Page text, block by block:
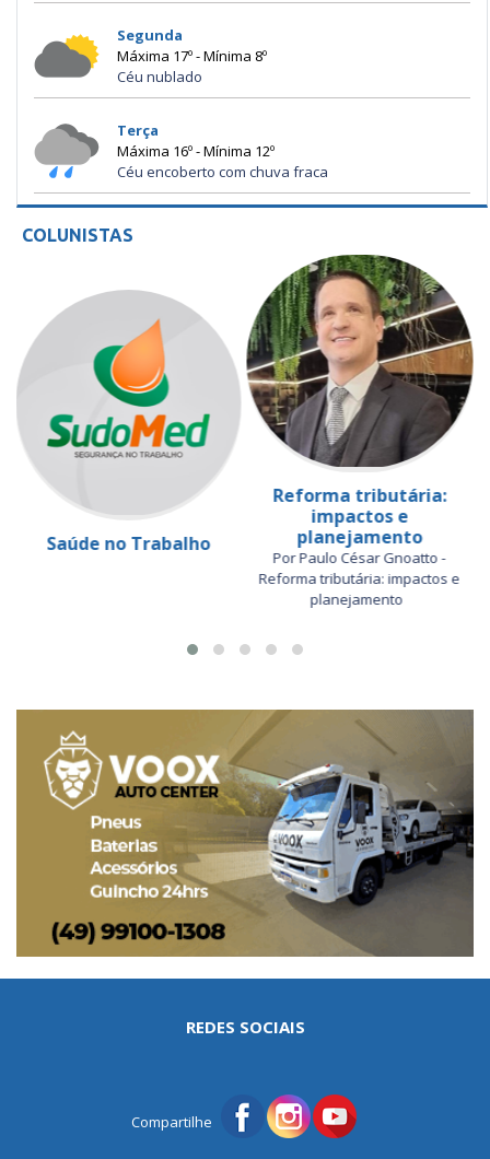
Segunda
Máxima 17º - Mínima 8º
Céu nublado
Terça
Máxima 16º - Mínima 12º
Céu encoberto com chuva fraca
COLUNISTAS
Saúde no Trabalho
Reforma tributária:
impactos e
planejamento
Por Paulo César Gnoatto -
Reforma tributária: impactos e
planejamento
REDES SOCIAIS
Compartilhe